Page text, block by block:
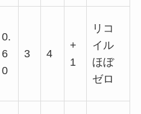
0.
6
0
3 4
+
1
リコ
イル
ほぼ
ゼロ